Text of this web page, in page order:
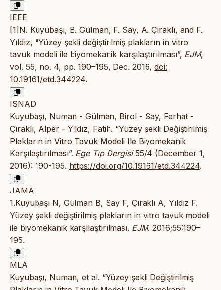
IEEE
[1]N. Kuyubaşı, B. Gülman, F. Say, A. Çıraklı, and F.
Yıldız, “Yüzey şekli değiştirilmiş plakların in vitro
tavuk modeli ile biyomekanik karşılaştırılması”, EJM,
vol. 55, no. 4, pp. 190–195, Dec. 2016, doi:
10.19161/etd.344224.
ISNAD
Kuyubaşı, Numan - Gülman, Birol - Say, Ferhat -
Çıraklı, Alper - Yıldız, Fatih. “Yüzey şekli Değiştirilmiş
Plakların in Vitro Tavuk Modeli Ile Biyomekanik
Karşılaştırılması”. Ege Tıp Dergisi55/4 (December 1,
2016): 190-195. https://doi.org/10.19161/etd.344224.
JAMA
1.Kuyubaşı N, Gülman B, Say F, Çıraklı A, Yıldız F.
Yüzey şekli değiştirilmiş plakların in vitro tavuk modeli
ile biyomekanik karşılaştırılması. EJM. 2016;55:190–
195.
MLA
Kuyubaşı, Numan, et al. “Yüzey şekli Değiştirilmiş